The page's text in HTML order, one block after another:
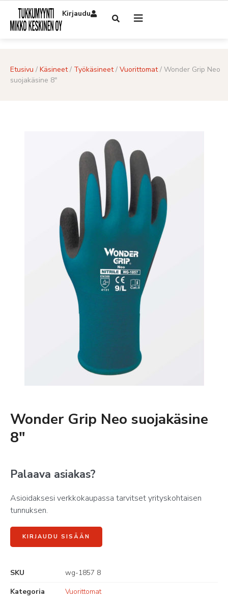
Kirjaudu
Etusivu / Käsineet/ Työkäsineet/ Vuorittomat/ Wonder Grip Neo
suojakäsine 8″
Wonder Grip Neo suojakäsine
8″
Palaava asiakas?
Asioidaksesi verkkokaupassa tarvitset yrityskohtaisen
tunnuksen.
KIRJAUDU SISÄÄN
SKU
wg-1857 8
Kategoria
Vuorittomat